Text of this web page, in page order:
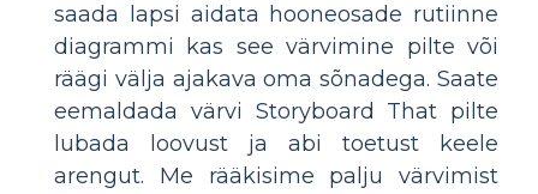
saada lapsi aidata hooneosade rutiinne
diagrammi kas see värvimine pilte või
räägi välja ajakava oma sõnadega. Saate
eemaldada värvi Storyboard That pilte
lubada loovust ja abi toetust keele
arengut. Me rääkisime palju värvimist